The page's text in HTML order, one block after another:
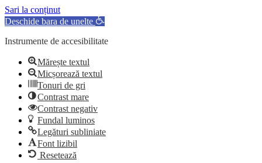
Sari la conținut
Deschide bara de unelte
Instrumente de accesibilitate
Mărește textul
Micșorează textul
Tonuri de gri
Contrast mare
Contrast negativ
Fundal luminos
Legături subliniate
Font lizibil
Resetează